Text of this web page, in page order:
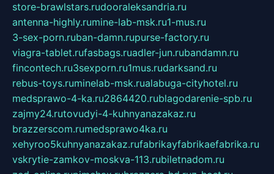
store-brawlstars.rudooraleksandria.ru
antenna-highly.rumine-lab-msk.ru1-mus.ru
3-sex-porn.ruban-damn.rupurse-factory.ru
viagra-tablet.rufasbags.ruadler-jun.rubandamn.ru
fincontech.ru3sexporn.ru1mus.rudarksand.ru
rebus-toys.ruminelab-msk.rualabuga-cityhotel.ru
medsprawo-4-ka.ru2864420.rublagodarenie-spb.ru
zajmy24.rutovudyi-4-kuhnyanazakaz.ru
brazzerscom.rumedsprawo4ka.ru
xehyroo5kuhnyanazakaz.rufabrikayfabrikaefabrika.ru
vskrytie-zamkov-moskva-113.rubiletnadom.ru